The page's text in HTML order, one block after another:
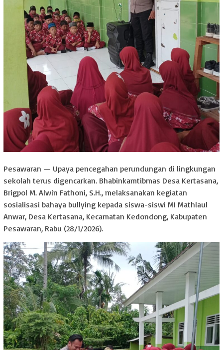
Pesawaran — Upaya pencegahan perundungan di lingkungan
sekolah terus digencarkan. Bhabinkamtibmas Desa Kertasana,
Brigpol M. Alwin Fathoni, S.H., melaksanakan kegiatan
sosialisasi bahaya bullying kepada siswa-siswi MI Mathlaul
Anwar, Desa Kertasana, Kecamatan Kedondong, Kabupaten
Pesawaran, Rabu (28/1/2026).